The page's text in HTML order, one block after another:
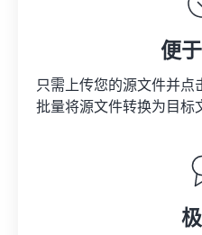
便
只需上传您的源文件并点
批量将源文件转换为目标